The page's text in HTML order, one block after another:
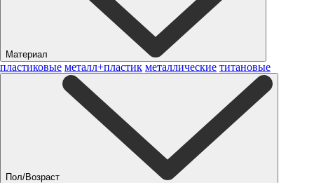
Материал
пластиковые металл+пластик металлические титановые
Пол/Возраст